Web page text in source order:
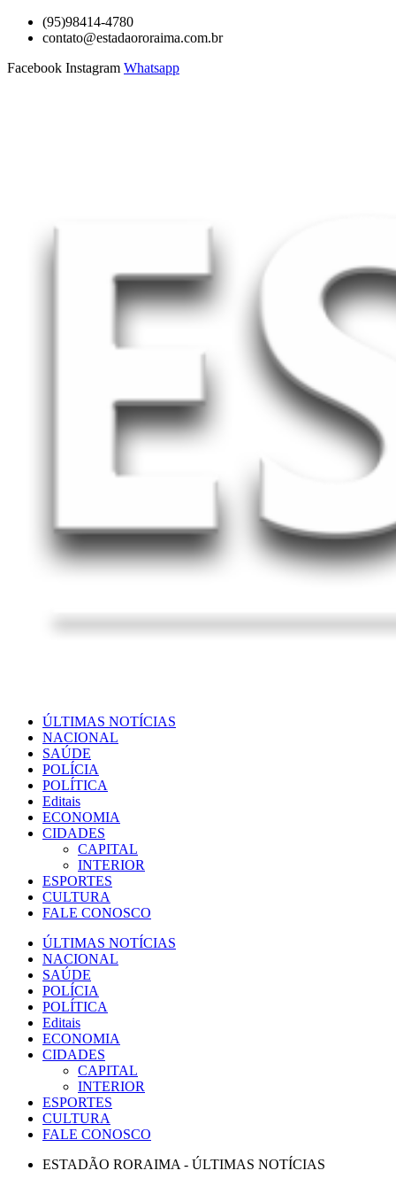
para
conteúdo
(95)98414-4780
contato@estadaororaima.com.br
Facebook Instagram Whatsapp
ÚLTIMAS NOTÍCIAS
NACIONAL
SAÚDE
POLÍCIA
POLÍTICA
Editais
ECONOMIA
CIDADES
CAPITAL
INTERIOR
ESPORTES
CULTURA
FALE CONOSCO
ÚLTIMAS NOTÍCIAS
NACIONAL
SAÚDE
POLÍCIA
POLÍTICA
Editais
ECONOMIA
CIDADES
CAPITAL
INTERIOR
ESPORTES
CULTURA
FALE CONOSCO
ESTADÃO RORAIMA - ÚLTIMAS NOTÍCIAS